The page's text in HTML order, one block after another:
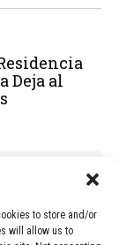
to store and/or
will allow us to
Deja al